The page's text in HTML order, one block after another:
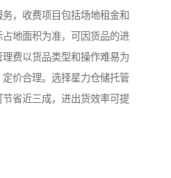
，收费项目包括场地租金和
地面积为准，可因货品的进
费以货品类型和操作难易为
价合理。选择星力仓储托管
省近三成，进出货效率可提